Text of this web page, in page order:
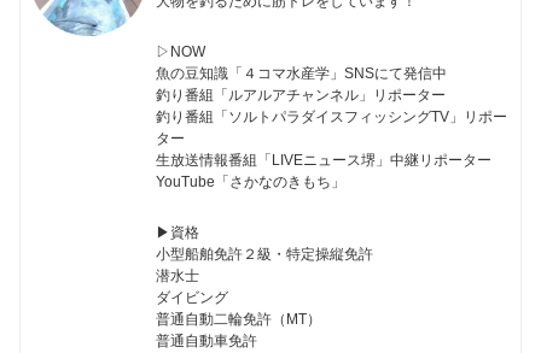
▷NOW
魚の豆知識「４コマ水産学」SNSにて発信中
釣り番組「ルアルアチャンネル」リポーター
釣り番組「ソルトパラダイスフィッシングTV」リポー
ター
生放送情報番組「LIVEニュース堺」中継リポーター
YouTube「さかなのきもち」
▶︎資格
小型船舶免許２級・特定操縦免許
潜水士
ダイビング
普通自動二輪免許（MT）
普通自動車免許